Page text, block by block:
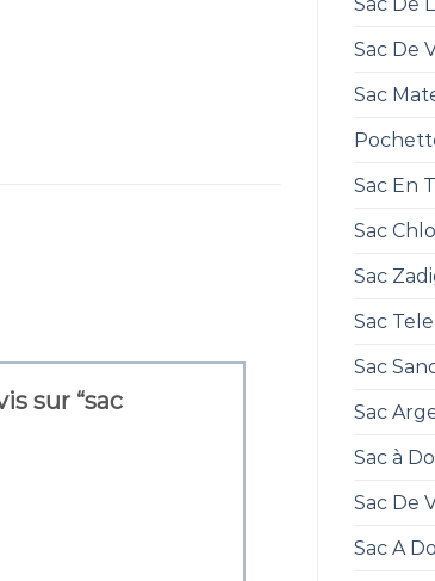
Sac De
Sac
Sac En
Sac
Sac
Sac
Sac
Sac
Sac à
Sac De
Sac A
sur “sac